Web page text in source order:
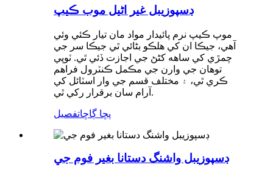
ڊسپوزيبل غير اڻيل موب ڪيپ
موپ ڪيپ نرم پائيدار مواد مان تيار ڪئي وئي
آهي، جيڪا ان کي هلڪو بڻائي ٿي جيڪا سر جي
چمڙي کي ساهه کڻڻ جي اجازت ڏئي ٿي. ٽوپي
توهان جي وارن جي مڪمل ڪنٽرول فراهم
ڪري ٿي، ۽ مختلف قسم جي وار اسٽائل کي
آرام سان برقرار رکي ٿي.
پڇا ڳاڇاتفصيل
ڊسپوزيبل واشنگ دستانا بغير فوم جي